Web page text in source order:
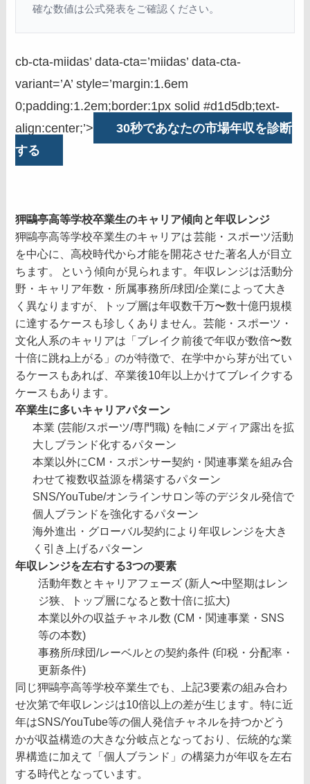
確な数値は公式発表をご確認ください。
cb-cta-miidas’ data-cta=’miidas’ data-cta-
variant=’A’ style=’margin:1.6em
0;padding:1.2em;border:1px solid #d1d5db;text-
align:center;’>
30秒であなたの市場年収を診断
する
狎鷗亭高等学校卒業生のキャリア傾向と年収レンジ
狎鷗亭高等学校卒業生のキャリアは芸能・スポーツ活動
を中心に、高校時代から才能を開花させた著名人が目立
ちます。
という傾向が見られます。年収レンジは活動分
野・キャリア年数・所属事務所/球団/企業によって大き
く異なりますが、トップ層は年収数千万〜数十億円規模
に達するケースも珍しくありません。芸能・スポーツ・
文化人系のキャリアは「ブレイク前後で年収が数倍〜数
十倍に跳ね上がる」のが特徴で、在学中から芽が出てい
るケースもあれば、卒業後10年以上かけてブレイクする
ケースもあります。
卒業生に多いキャリアパターン
本業 (芸能/スポーツ/専門職) を軸にメディア露出を拡
大しブランド化するパターン
本業以外にCM・スポンサー契約・関連事業を組み合
わせて複数収益源を構築するパターン
SNS/YouTube/オンラインサロン等のデジタル発信で
個人ブランドを強化するパターン
海外進出・グローバル契約により年収レンジを大き
く引き上げるパターン
年収レンジを左右する3つの要素
活動年数とキャリアフェーズ (新人〜中堅期はレン
ジ狭、トップ層になると数十倍に拡大)
本業以外の収益チャネル数 (CM・関連事業・SNS
等の本数)
事務所/球団/レーベルとの契約条件 (印税・分配率・
更新条件)
同じ狎鷗亭高等学校卒業生でも、上記3要素の組み合わ
せ次第で年収レンジは10倍以上の差が生じます。特に近
年はSNS/YouTube等の個人発信チャネルを持つかどう
かが収益構造の大きな分岐点となっており、伝統的な業
界構造に加えて「個人ブランド」の構築力が年収を左右
する時代となっています。